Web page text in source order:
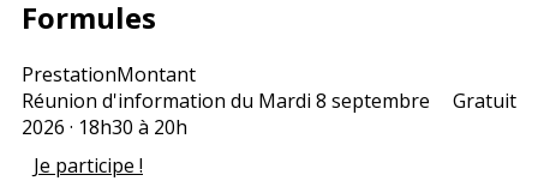
Formules
PrestationMontant
Réunion d'information du Mardi 8 septembre
2026 · 18h30 à 20h
Gratuit
Je participe !